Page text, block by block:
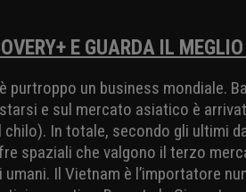
E GUARDA IL
purtroppo un business mondiale.
e sul mercato asiatico è
chilo). In totale, secondo gli ultimi
spaziali che valgono il terzo
umani. Il Vietnam è l’importatore